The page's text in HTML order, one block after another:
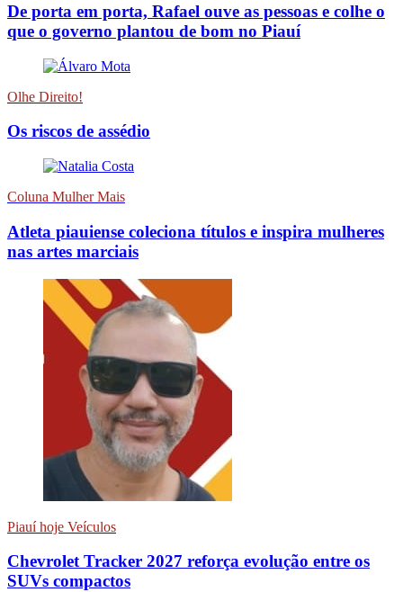
De porta em porta, Rafael ouve as pessoas e colhe o
que o governo plantou de bom no Piauí
Olhe Direito!
Os riscos de assédio
Coluna Mulher Mais
Atleta piauiense coleciona títulos e inspira mulheres
nas artes marciais
Piauí hoje Veículos
Chevrolet Tracker 2027 reforça evolução entre os
SUVs compactos